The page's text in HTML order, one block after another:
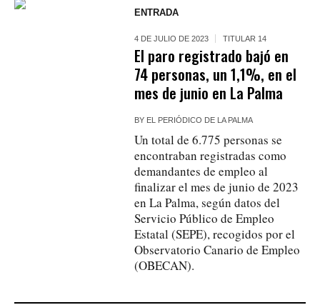
ENTRADA
4 DE JULIO DE 2023 TITULAR 14
El paro registrado bajó en
74 personas, un 1,1%, en el
mes de junio en La Palma
BY EL PERIÓDICO DE LA PALMA
Un total de 6.775 personas se
encontraban registradas como
demandantes de empleo al
finalizar el mes de junio de 2023
en La Palma, según datos del
Servicio Público de Empleo
Estatal (SEPE), recogidos por el
Observatorio Canario de Empleo
(OBECAN).